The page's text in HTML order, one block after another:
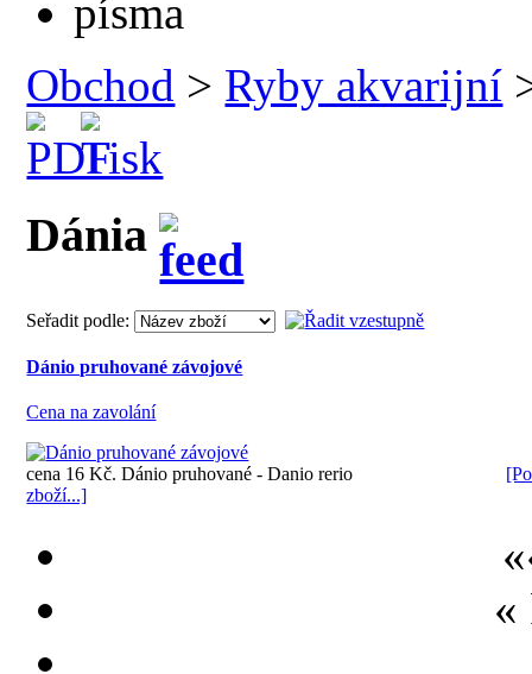
Obchod > Ryby akvarijní
Dánia
Seřadit podle:
Dánio pruhované závojové
Cena na zavolání
cena 16 Kč. Dánio pruhované - Danio rerio
zboží...]
«